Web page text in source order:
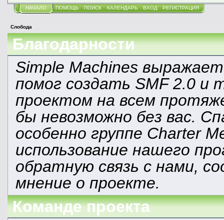
НАЧАЛО ПОМОЩЬ ПОИСК КАЛЕНДАРЬ ВХОД РЕГИСТРАЦИЯ
Слобода
Благодарности
Simple Machines
помог создать SMF 2.0 и
проектом на всем
бы невозможно без вас.
особенно группе Charter
использование нашего
обратную связь с нами,
мнение о проекте.
Команде проекта